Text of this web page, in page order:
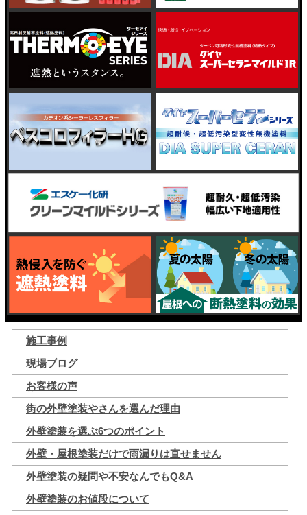
施工事例
現場ブログ
お客様の声
街の外壁塗装やさんを選んだ理由
外壁塗装を選ぶ6つのポイント
外壁・屋根塗装だけで雨漏りは直せません
外壁塗装の疑問や不安なんでもQ&A
外壁塗装のお値段について